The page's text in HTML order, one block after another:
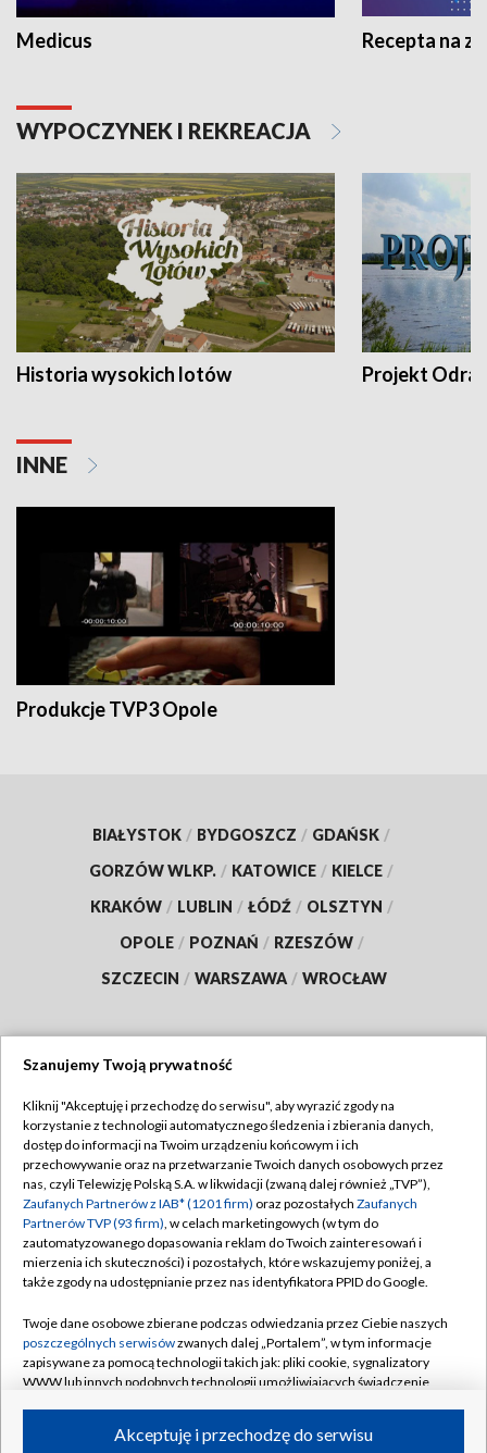
Medicus Recepta na
WYPOCZYNEK I REKREACJA
Historia wysokich lotów Projekt Odra
INNE
Produkcje TVP3 Opole
BIAŁYSTOK / BYDGOSZCZ / GDAŃSK /
GORZÓW WLKP. / KATOWICE / KIELCE /
KRAKÓW / LUBLIN / ŁÓDŹ / OLSZTYN /
OPOLE / POZNAŃ / RZESZÓW /
SZCZECIN / WARSZAWA / WROCŁAW
TVP
Abonament TVP
Emisja w TVP
Centrum informacji TVP
Naziemna Telewizja Cyfrowa
Rada Programowa
System NOS
Informacje o nadawcy
Program dla prasy
Regulamin TVP
Polityka prywatności
Moje zgody
Pomoc
Kontakt
Kanały
Szanujemy Twoją prywatność
Kliknij "Akceptuję i przechodzę do serwisu", aby wyrazić zgody na
korzystanie z technologii automatycznego śledzenia i zbierania danych,
dostęp do informacji na Twoim urządzeniu końcowym i ich
przechowywanie oraz na przetwarzanie Twoich danych osobowych przez
nas, czyli Telewizję Polską S.A. w likwidacji (zwaną dalej również „TVP”),
Zaufanych Partnerów z IAB* (1201 firm) oraz pozostałych Zaufanych
Partnerów TVP (93 firm), w celach marketingowych (w tym do
zautomatyzowanego dopasowania reklam do Twoich zainteresowań i
mierzenia ich skuteczności) i pozostałych, które wskazujemy poniżej, a
także zgody na udostępnianie przez nas identyfikatora PPID do Google.
Twoje dane osobowe zbierane podczas odwiedzania przez Ciebie naszych
poszczególnych serwisówzwanych dalej „Portalem”, w tym informacje
zapisywane za pomocą technologii takich jak: pliki cookie, sygnalizatory
WWW lub innych podobnych technologii umożliwiających świadczenie
ruchu w Internecie.Akceptuję i przechodzę do serwisu